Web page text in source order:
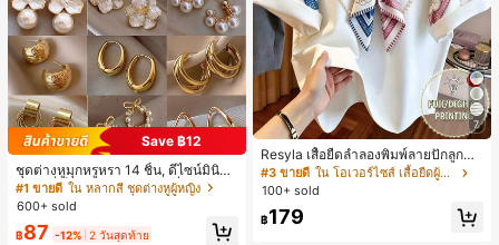
Save ฿12
ชุดต่างหูมุกหรูหรา 14 ชิ้น, ดีไซน์มินิมอ
ลใหม่ที่เป็นเอกลักษณ์ ต่างหูที่สง่างาม
สำหรับผู้หญิง, ของขวัญสำหรับเธอ
#1 ขายดี ใน หลากสี ชุดต่างหูผู้หญิง
600+ sold
฿87 -12% 2 วันสุดท้าย
7
Resyla เสื้อยืดลำลองพิมพ์ลายปักลูกปัด
รูปโบว์ขนาดใหญ่สำหรับผู้หญิง
#3 ขายดี
ใน โอเวอร์ไซส์ เสื้อยืดผู้หญิง
100+ sold
฿179